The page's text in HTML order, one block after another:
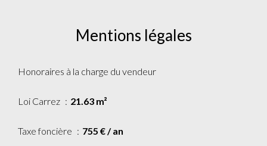
Mentions légales
Honoraires à la charge du vendeur
Loi Carrez 21.63 m²
Taxe foncière 755 € / an